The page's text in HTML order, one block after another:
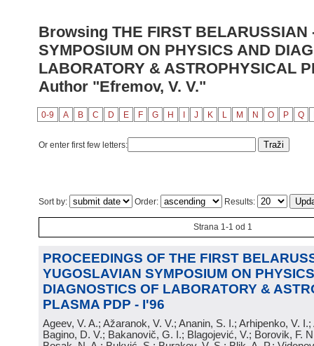
Browsing THE FIRST BELARUSSIAN
SYMPOSIUM ON PHYSICS AND
LABORATORY & ASTROPHYSICAL
Author "Efremov, V. V."
0-9 A B C D E F G H J K L M N O P Q
Or enter first few letters:
Sort by: Order: Results:
Strana 1-1 od 1
PROCEEDINGS OF THE FIRST
YUGOSLAVIAN SYMPOSIUM ON
DIAGNOSTICS OF LABORATORY &
PLASMA PDP - I'96
Ageev, V. A.; Ažaranok, V. V.; Ananin, S. I.; Arhipenko, V.
Bagino, D. V.; Bakanovič, G. I.; Blagojević, V.; Borovik, F.